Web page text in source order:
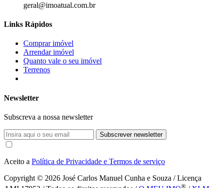
geral@imoatual.com.br
Links Rápidos
Comprar imóvel
Arrendar imóvel
Quanto vale o seu imóvel
Terrenos
Newsletter
Subscreva a nossa newsletter
Subscrever newsletter
Aceito a Política de Privacidade e Termos de serviço
Copyright © 2026 José Carlos Manuel Cunha e Souza / Licença
®